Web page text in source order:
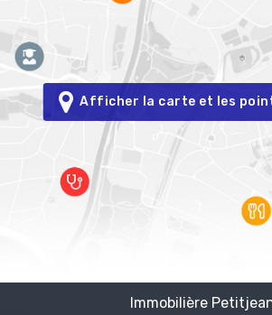
Afficher la carte et les
Immobilière